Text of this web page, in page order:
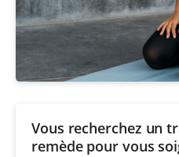
Vous recherchez un
remède pour vous